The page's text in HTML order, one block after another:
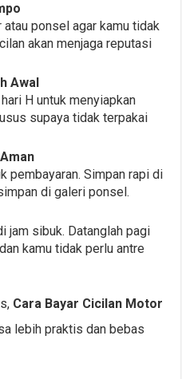
ponsel agar kamu tidak
akan menjaga reputasi
Awal
H untuk menyiapkan
supaya tidak terpakai
pembayaran. Simpan rapi di
di galeri ponsel.
jam sibuk. Datanglah pagi
kamu tidak perlu antre
Cara Bayar Cicilan Motor
lebih praktis dan bebas